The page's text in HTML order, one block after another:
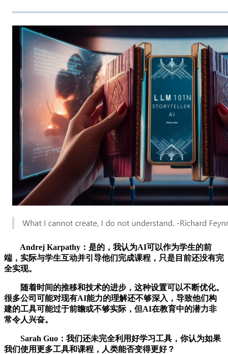
Andrej Karpathy：是的，我认为AI可以作为学生的前
端，实际与学生互动并引导他们完成课程，只是目前还没有完
全实现。
随着时间的推移和技术的进步，这种设置可以不断优化。
很多公司可能对现有AI能力的理解还不够深入，导致他们构
建的工具可能过于前瞻或不够实际，但AI在教育中的潜力非
常令人兴奋。
Sarah Guo：我们还未完全利用好学习工具，你认为如果
我们使用更多工具和课程，人类能否变得更好？